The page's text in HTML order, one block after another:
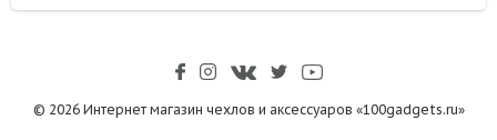
© 2026 Интернет магазин чехлов и аксессуаров «100gadgets.ru»